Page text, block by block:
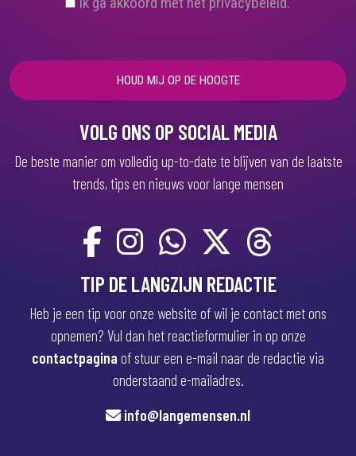
e
i
VOLG ONS OP SOCIAL MEDIA
De beste manier om volledig up-to-date te blijven van de laatste
trends, tips en nieuws voor lange mensen
TIP DE LANGZIJN REDACTIE
Heb je een tip voor onze website of wil je contact met ons
opnemen? Vul dan het reactieformulier in op onze
contactpagina of stuur een e-mail naar de redactie via
onderstaand e-mailadres.
info@langemensen.nl